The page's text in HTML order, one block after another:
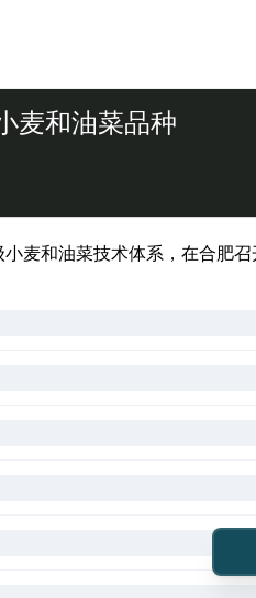
麦和油菜品种
小麦和油菜技术体系，在合肥